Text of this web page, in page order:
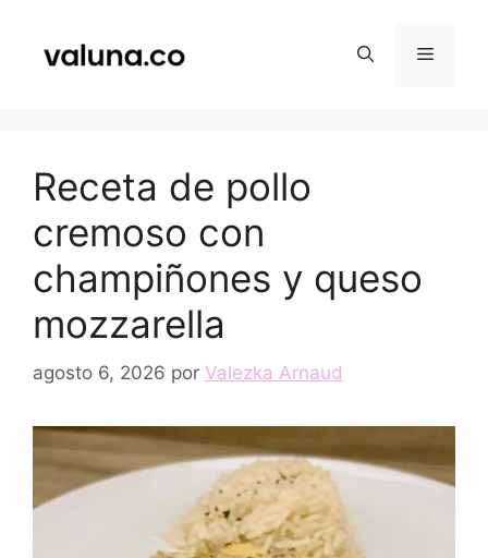
contenido
Menú
Receta de pollo
cremoso con
champiñones y queso
mozzarella
agosto 6, 2026 por Valezka Arnaud